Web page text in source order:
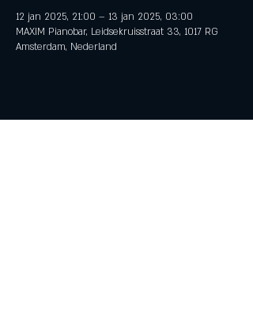
12 jan 2025, 21:00 – 13 jan 2025, 03:00
MAXIM Pianobar, Leidsekruisstraat 33, 1017 RG
Amsterdam, Nederland